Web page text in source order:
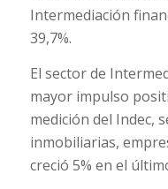
Intermediación
39,7%.
El sector de
mayor impulso
medición del Indec,
inmobiliarias,
creció 5% en el